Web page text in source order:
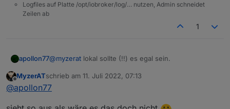
Logfiles auf Platte /opt/iobroker/log/… nutzen, Admin schneidet
Zeilen ab
1
apollon77@myzerat lokal sollte (!!) es egal sein.
Offline
MyzerATschrieb am 11. Juli 2022, 07:13
zuletzt editiert von
@apollon77